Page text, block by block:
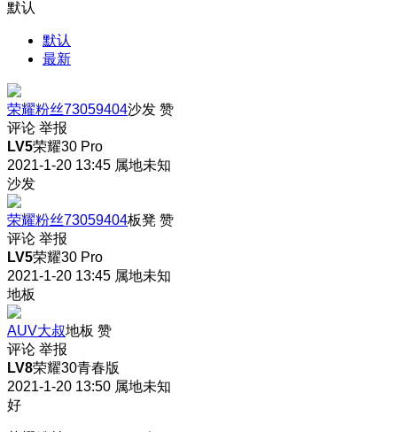
默认
默认
最新
荣耀粉丝73059404沙发 赞
评论 举报
LV5荣耀30 Pro
2021-1-20 13:45 属地未知
沙发
荣耀粉丝73059404板凳 赞
评论 举报
LV5荣耀30 Pro
2021-1-20 13:45 属地未知
地板
AUV大叔地板 赞
评论 举报
LV8荣耀30青春版
2021-1-20 13:50 属地未知
好